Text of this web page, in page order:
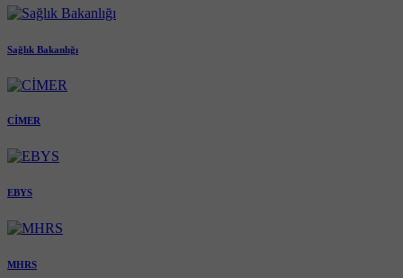
Sağlık Bakanlığı
CİMER
EBYS
MHRS